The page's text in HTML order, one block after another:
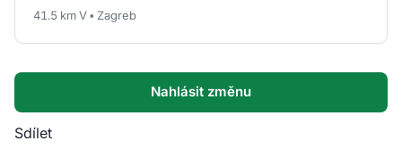
41.5 km V • Zagreb
Nahlásit změnu
Sdílet